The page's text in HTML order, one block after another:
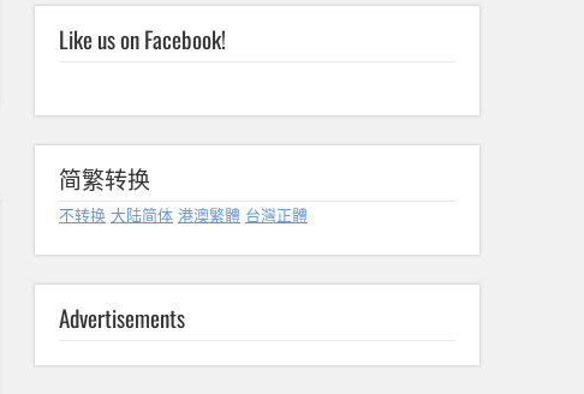
Like us on Facebook!
简繁转换
不转换 大陆简体 港澳繁體 台灣正體
Advertisements